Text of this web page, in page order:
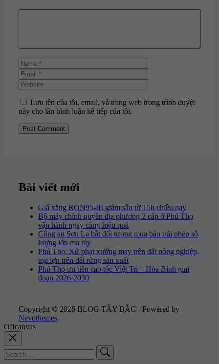
Name
Lưu tên của tôi, email, và trang web trong trình duyệt
này cho lần bình luận kế tiếp của tôi.
Bài viết mới
Giá xăng RON95-III giảm sâu từ 15h chiều nay
Bộ máy chính quyền địa phương 2 cấp ở Phú Thọ
vận hành ngày càng hiệu quả
Công an Sơn La bắt đối tượng mua bán trái phép số
lượng lớn ma túy
Phú Thọ: Xử phạt xưởng may trên đất nông nghiệp,
trại lợn trên đất rừng sản xuất
Phú Thọ ưu tiên cao tốc Việt Trì – Hòa Bình giai
đoạn 2026-2030
Copyright © 2026 BLOG TÂY BẮC - Powered by
Nevothemes.
Offcanvas
Search
for: